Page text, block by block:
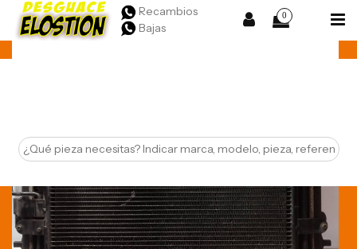
Recambios
Bajas
0